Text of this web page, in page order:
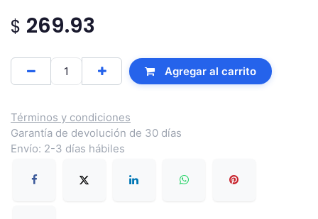
$ 269.93
Agregar al carrito
Términos y condiciones
Garantía de devolución de 30 días
Envío: 2-3 días hábiles